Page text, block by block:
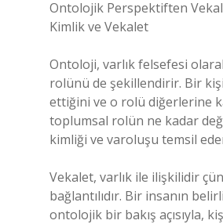
Ontolojik Perspektiften
Kimlik ve Vekalet
Ontoloji, varlık felsefesi
rolünü de şekillendirir. Bir
ettiğini ve o rolü diğerlerine
toplumsal rolün ne kadar
kimliği ve varoluşu temsil
Vekalet, varlık ile ilişkilidir
bağlantılıdır. Bir insanın
ontolojik bir bakış açısıyla,